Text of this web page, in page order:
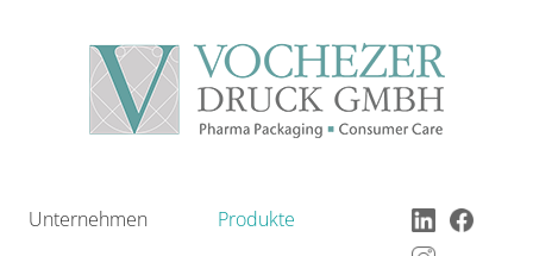
Unternehmen
Produkte